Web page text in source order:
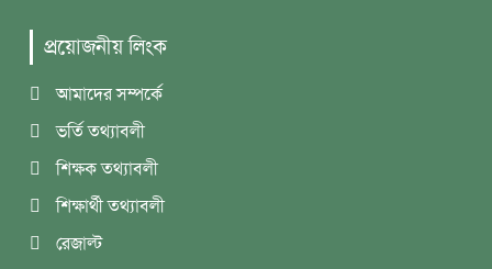
প্রয়োজনীয় লিংক
আমাদের সম্পর্কে
ভর্তি তথ্যাবলী
শিক্ষক তথ্যাবলী
শিক্ষার্থী তথ্যাবলী
রেজাল্ট